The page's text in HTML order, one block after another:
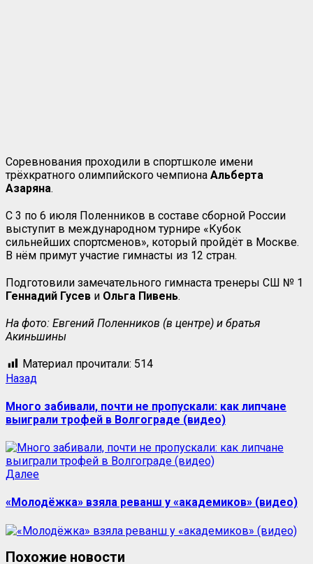
Соревнования проходили в спортшколе имени
трёхкратного олимпийского чемпиона Альберта
Азаряна.
С 3 по 6 июля Поленников в составе сборной России
выступит в международном турнире «Кубок
сильнейших спортсменов», который пройдёт в Москве.
В нём примут участие гимнасты из 12 стран.
Подготовили замечательного гимнаста тренеры СШ № 1
Геннадий Гусев и Ольга Пивень.
На фото: Евгений Поленников (в центре) и братья
Акиньшины
Материал прочитали: 514
Назад
Много забивали, почти не пропускали: как липчане
выиграли трофей в Волгограде (видео)
Далее
«Молодёжка» взяла реванш у «академиков» (видео)
Похожие новости